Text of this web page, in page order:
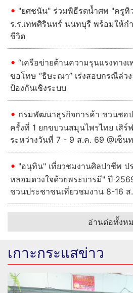
"ยศชนัน" ร่วมพิธีรดน้ำศพ "ครูทิ
ร.ร.เทพศิรินทร์ นนทบุรี พร้อมให้ก
ชีวิต
“เครือข่ายต้านความรุนแรงทาง
ขอโทษ “ธิษะณา” เร่งสอบกรณีล่วง
ป้องกันเชิงระบบ
กรมพัฒนาธุรกิจการค้า ชวนชอป
ครั้งที่ 1 ยกขบวนสมุนไพรไทย เสิ
ระหว่างวันที่ 7 - 9 ส.ค. 69 @เซ็น
"อนุทิน" เที่ยวชมงานศิลปาชีพ ป
หลอมดวงใจด้วยพระบารมี" ปี
ชวนประชาชนเที่ยวชมงาน 8-16
อ่านต่อทั้งห
เกาะกระแสข่าว